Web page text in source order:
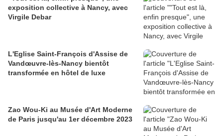
exposition collective à Nancy, avec
Virgile Debar
L'Eglise Saint-François d'Assise de
Vandœuvre-lès-Nancy bientôt
transformée en hôtel de luxe
Zao Wou-Ki au Musée d'Art Moderne
de Paris jusqu'au 1er décembre 2023